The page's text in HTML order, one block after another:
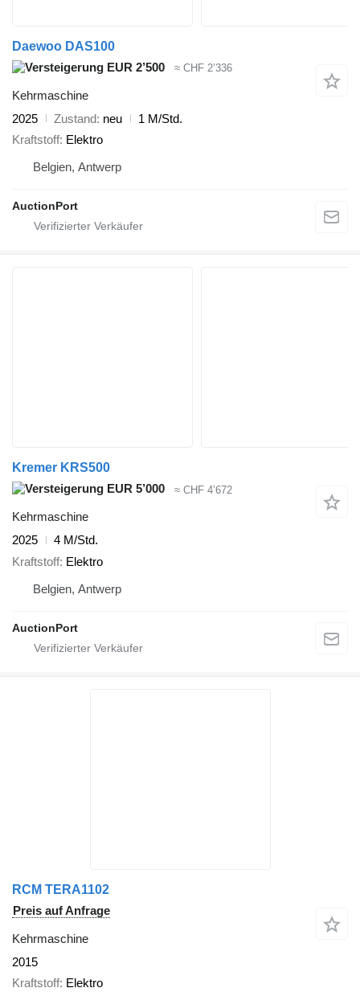
Daewoo DAS100
EUR 2’500
≈ CHF 2’336
Kehrmaschine
2025
Zustand neu
1 M/Std.
Kraftstoff Elektro
Belgien, Antwerp
AuctionPort
Kremer KRS500
EUR 5’000
≈ CHF 4’672
Kehrmaschine
2025
4 M/Std.
Kraftstoff Elektro
Belgien, Antwerp
AuctionPort
RCM TERA1102
Preis auf Anfrage
Kehrmaschine
2015
Kraftstoff Elektro